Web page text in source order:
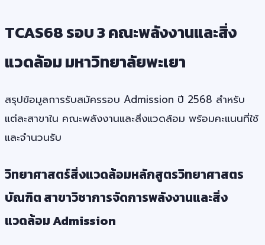
TCAS68 รอบ 3 คณะพลังงานและสิ่ง
แวดล้อม มหาวิทยาลัยพะเยา
สรุปข้อมูลการรับสมัครรอบ Admission ปี 2568 สำหรับ
แต่ละสาขาใน คณะพลังงานและสิ่งแวดล้อม พร้อมคะแนนที่ใช้
และจำนวนรับ
วิทยาศาสตร์สิ่งแวดล้อมหลักสูตรวิทยาศาสตร
บัณฑิต สาขาวิชาการจัดการพลังงานและสิ่ง
แวดล้อม Admission